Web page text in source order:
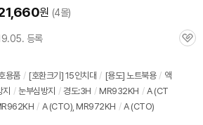
원 (4몰)
등록
관
용품 / [호환크기] 15인치 대 / [용도] 노트북용 / 액
/ 눈부심방지 / 경도:3H / MR932KH / A (CT
/ A (CTO), MR972KH / A (CTO)